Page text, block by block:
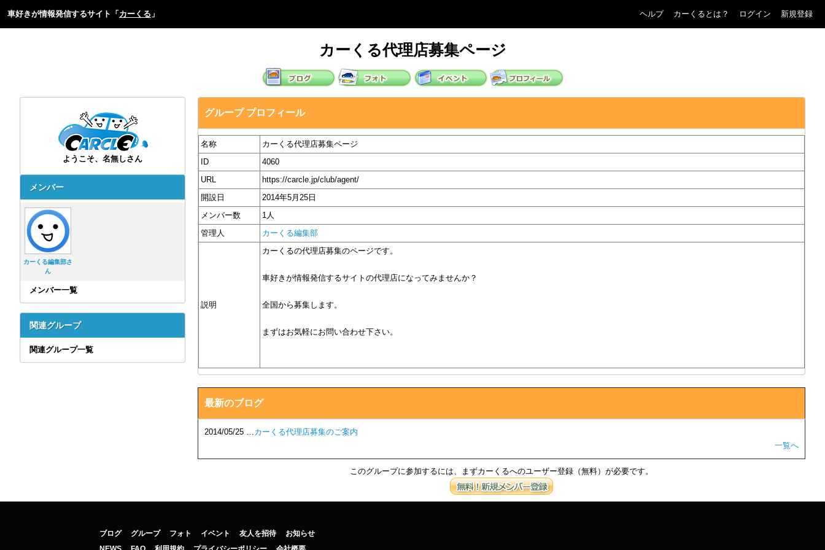
車好きが情報発信するサイト「 カーくる 」 ヘルプ カーくるとは？ ログイン 新規登録
カーくる代理店募集ページ
ようこそ、名無しさん
メンバー
カーくる編集部さ
ん
メンバー一覧
関連グループ
関連グループ一覧
グループ プロフィール
名称
カーくる代理店募集ページ
ID
4060
URL
https://carcle.jp/club/agent/
開設日
2014年5月25日
メンバー数
1人
管理人
カーくる編集部
説明
カーくるの代理店募集のページです。
車好きが情報発信するサイトの代理店になってみませんか？
全国から募集します。
まずはお気軽にお問い合わせ下さい。
最新のブログ
2014/05/25 …カーくる代理店募集のご案内
一覧へ
このグループに参加するには、まずカーくるへのユーザー登録（無料）が必要です。
ブログ グループ フォト イベント 友人を招待
お知らせ